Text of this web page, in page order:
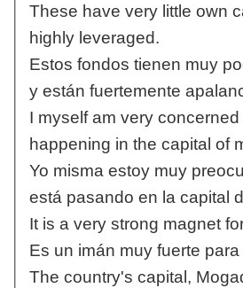
These have very little own
highly leveraged.
Estos fondos tienen muy
y están fuertemente
I myself am very concerned
happening in the capital of
Yo misma estoy muy
está pasando en la capital
It is a very strong magnet
Es un imán muy fuerte
The country's capital,